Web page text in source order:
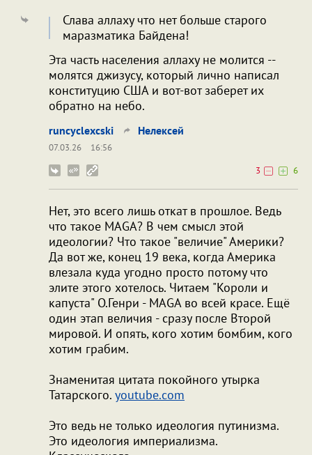
Слава аллаху что нет больше старого
маразматика Байдена!
Эта часть населения aллаху не молится --
молятся джизусу, который лично написал
конституцию США и вот-вот заберет их
обратно на небо.
runcyclexcski Нелексей
07.03.26
16:56
3
6
Нет, это всего лишь откат в прошлое. Ведь
что такое MAGA? В чем смысл этой
идеологии? Что такое "величие" Америки?
Да вот же, конец 19 века, когда Америка
влезала куда угодно просто потому что
элите этого хотелось. Читаем "Короли и
капуста" О.Генри - MAGA во всей красе. Ещё
один этап величия - сразу после Второй
мировой. И опять, кого хотим бомбим, кого
хотим грабим.
Знаменитая цитата покойного утырка
Татарского. youtube.com
Это ведь не только идеология путинизма.
Это идеология империализма.